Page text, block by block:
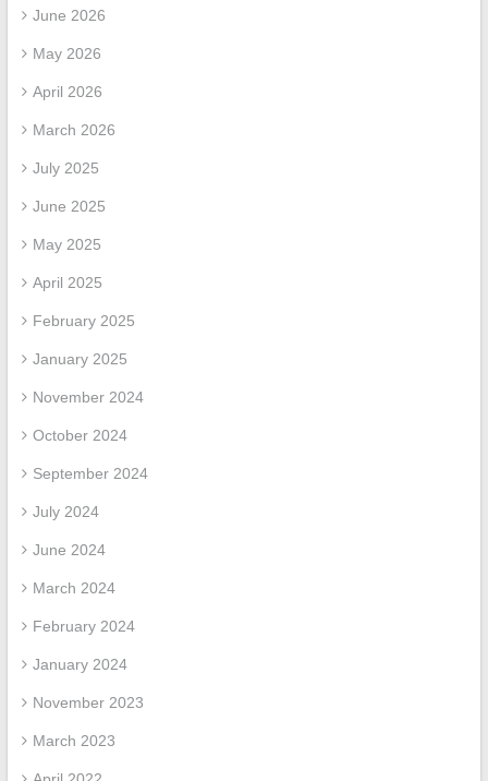
June 2026
May 2026
April 2026
March 2026
July 2025
June 2025
May 2025
April 2025
February 2025
January 2025
November 2024
October 2024
September 2024
July 2024
June 2024
March 2024
February 2024
January 2024
November 2023
March 2023